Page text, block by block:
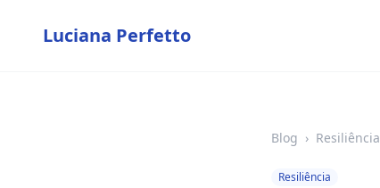
Luciana Perfetto
Blog › Resiliência
Resiliência